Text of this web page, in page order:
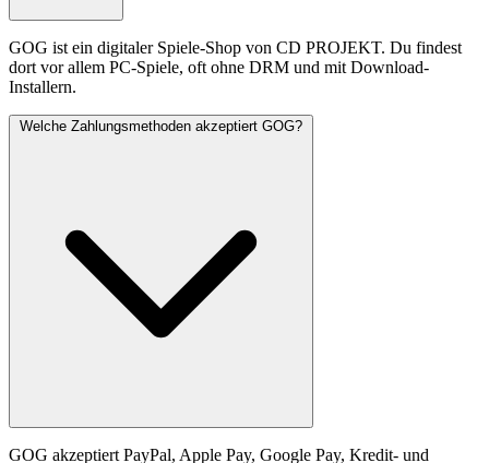
GOG ist ein digitaler Spiele-Shop von CD PROJEKT. Du findest
dort vor allem PC-Spiele, oft ohne DRM und mit Download-
Installern.
Welche Zahlungsmethoden akzeptiert GOG?
GOG akzeptiert PayPal, Apple Pay, Google Pay, Kredit- und